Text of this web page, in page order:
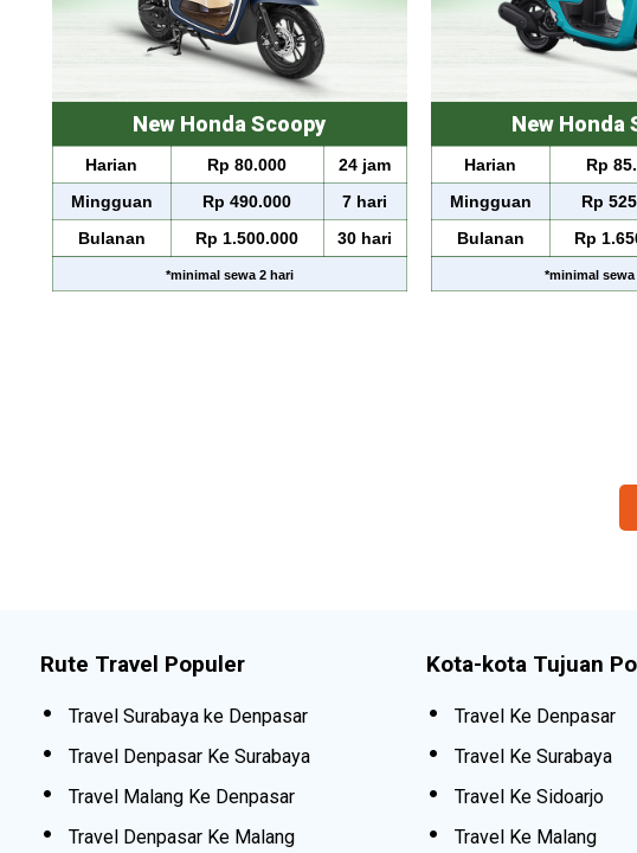
New Honda Scoopy
Harian Rp 80.000
24 jam
Mingguan
Rp 490.000
7 hari
Bulanan
Rp 1.500.000 30 hari
*minimal sewa 2 hari
New Honda
Harian Rp
Mingguan
Rp
Bulanan
Rp
*minimal sewa
Rute Travel Populer
Travel Surabaya ke Denpasar
Travel Denpasar Ke Surabaya
Travel Malang Ke Denpasar
Travel Denpasar Ke Malang
Kota-kota Tujuan
Travel Ke Denpasar
Travel Ke Surabaya
Travel Ke Sidoarjo
Travel Ke Malang